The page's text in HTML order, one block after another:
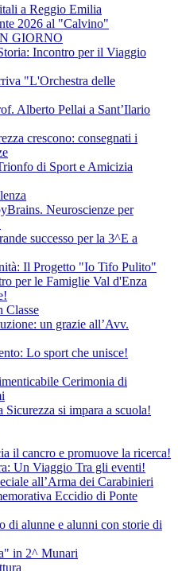
a Reggio Emilia
2026 al "Calvino"
GIORNO
Incontro per il Viaggio
"L'Orchestra delle
Alberto Pellai a Sant’Ilario
crescono: consegnati i
di Sport e Amicizia
Neuroscienze per
successo per la 3^E a
Il Progetto "Io Tifo Pulito"
per le Famiglie Val d'Enza
Classe
un grazie all’Avv.
Lo sport che unisce!
Cerimonia di
Sicurezza si impara a scuola!
il cancro e promuove la ricerca!
Un Viaggio Tra gli eventi!
all’Arma dei Carabinieri
Eccidio di Ponte
di alunne e alunni con storie di
in 2^ Munari